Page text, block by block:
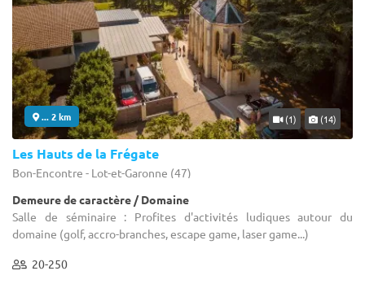
... 2 km (1) (14)
Les Hauts de la Frégate
Bon-Encontre - Lot-et-Garonne (47)
Demeure de caractère / Domaine
Salle de séminaire : Profites d'activités ludiques autour du
domaine (golf, accro-branches, escape game, laser game...)
20-250